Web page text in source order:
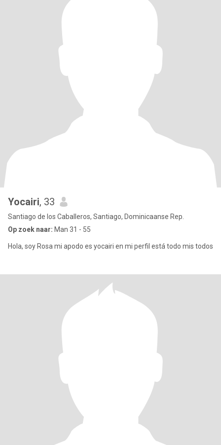
Yocairi, 33
Santiago de los Caballeros, Santiago, Dominicaanse Rep.
Op zoek naar: Man 31 - 55
Hola, soy Rosa mi apodo es yocairi en mi perfil está todo mis todos